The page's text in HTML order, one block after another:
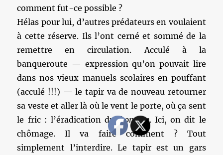
comment fut-ce possible ?
Hélas pour lui, d’autres prédateurs en voulaient
à cette réserve. Ils l’ont cerné et sommé de la
remettre en circulation. Acculé à la
banqueroute — expression qu’on pouvait lire
dans nos vieux manuels scolaires en pouffant
(acculé !!!) — le tapir va de nouveau retourner
sa veste et aller là où le vent le porte, où ça sent
le fric : l’éradication dufromage. Ici, on dit le
chômage. Il va faire comment ? Tout
simplement l’interdire. Le tapir est un gars